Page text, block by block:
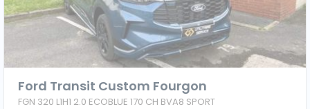
Ford Transit Custom Fourgon
FGN 320 L1H1 2.0 ECOBLUE 170 CH BVA8 SPORT